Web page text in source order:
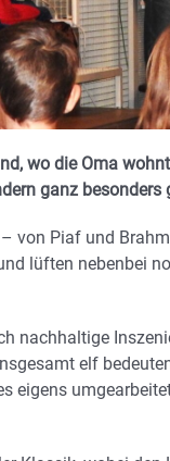
wo die Oma
ganz besonders
von Piaf und
lüften nebenbei
nachhaltige
elf
eigens